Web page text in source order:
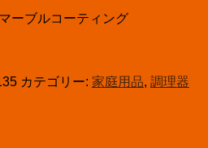
ーブルコーティング
カテゴリー: 家庭用品, 調理器